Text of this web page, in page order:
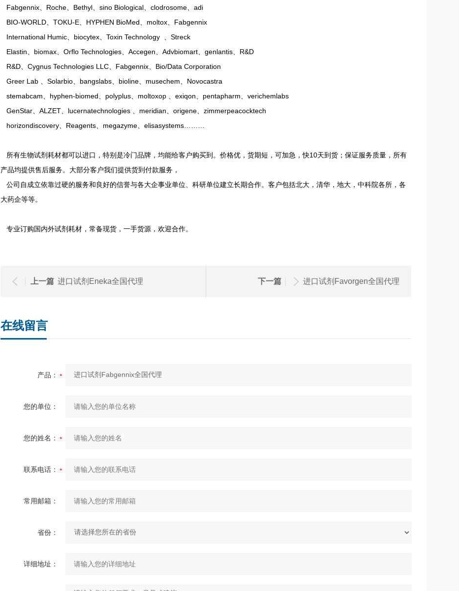
Fabgennix、Roche、Bethyl、sino Biological、clodrosome、adi
BIO-WORLD、TOKU-E、HYPHEN BioMed、moltox、Fabgennix
International Humic、biocytex、Toxin Technology 、Streck
Elastin、biomax、Orflo Technologies、Accegen、Advbiomart、genlantis、R&D
R&D、Cygnus Technologies LLC、Fabgennix、Bio/Data Corporation
Greer Lab 、Solarbio、bangslabs、bioline、musechem、Novocastra
stemabcam、hyphen-biomed、polyplus、moltoxop 、exiqon、pentapharm、verichemlabs
GenStar、ALZET、lucernatechnologies 、meridian、origene、zimmerpeacocktech
horizondiscovery、Reagents、megazyme、elisasystems………
所有生物试剂耗材都可以进口，特别是冷门品牌，均能给客户购买到。价格优，货期短，可加急，快10天到货；保证服务质量，所有
产品均提供售后服务。大部分客户我们提供货到付款服务，
公司自成立依靠过硬的服务和良好的信誉与各大企事业单位、科研单位建立长期合作。客户包括北大，清华，地大，中科院各所，各
大药企等等。
专业订购国内外试剂耗材，常备现货，一手货源，欢迎合作。
上一篇 进口试剂Eneka全国代理 下一篇 进口试剂Favorgen全国代理
在线留言
产品：
您的单位：
您的姓名：
联系电话：
常用邮箱：
省份：
详细地址：